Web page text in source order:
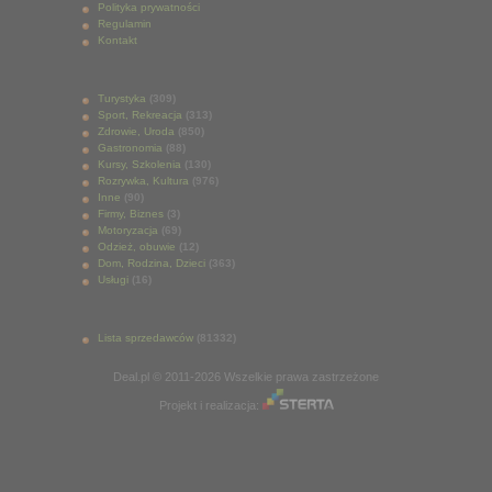
Polityka prywatności
Regulamin
Kontakt
Turystyka (309)
Sport, Rekreacja (313)
Zdrowie, Uroda (850)
Gastronomia (88)
Kursy, Szkolenia (130)
Rozrywka, Kultura (976)
Inne (90)
Firmy, Biznes (3)
Motoryzacja (69)
Odzież, obuwie (12)
Dom, Rodzina, Dzieci (363)
Usługi (16)
Lista sprzedawców (81332)
Deal.pl © 2011-2026 Wszelkie prawa zastrzeżone
Projekt i realizacja: